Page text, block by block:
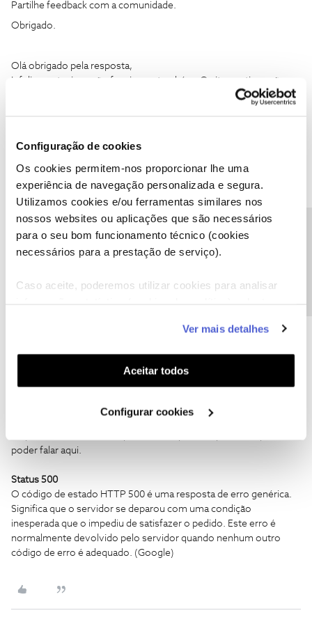
Configuração de cookies
Os cookies permitem-nos proporcionar lhe uma
experiência de navegação personalizada e segura.
Utilizamos cookies e/ou ferramentas similares nos
nossos websites ou aplicações que são necessários
para o seu bom funcionamento técnico (cookies
necessários para a prestação de serviço).
Caso aceite, poderemos utilizar cookies para analisar
funcionalidades (cookies de personalização e
funcionalidade) e adaptar anúncios aos seus interesses
(cookies de publicidade personalizada). Pode gerir a
utilização dos cookies clicando em "Configurar
Ver mais detalhes
Aceitar todos
Configurar cookies
Partilhe feedback com a comunidade.
Obrigado.
Olá obrigado pela resposta,
Infelizmente, isso não funcionou também. O site continua não
receber os packages como devidamente. Acredito mesmo que
M Martim Diogo AUTOR Forum|Forum|1 year ago
Infelizmente, na Opera agora acontece isto também. Tenho que
poder falar aqui.
Status 500
O código de estado HTTP 500 é uma resposta de erro genérica.
Significa que o servidor se deparou com uma condição
inesperada que o impediu de satisfazer o pedido. Este erro é
normalmente devolvido pelo servidor quando nenhum outro
código de erro é adequado. (Google)